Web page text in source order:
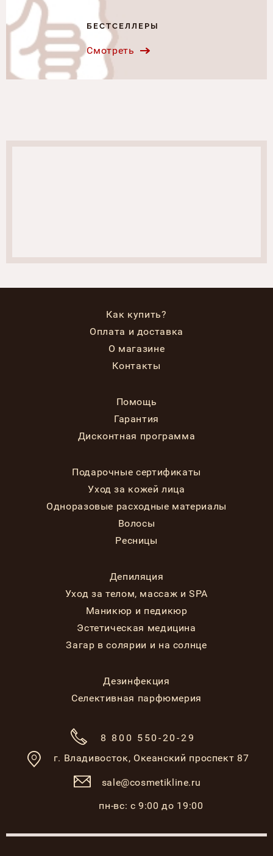
БЕСТСЕЛЛЕРЫ
Смотреть
Как купить?
Оплата и доставка
О магазине
Контакты
Помощь
Гарантия
Дисконтная программа
Подарочные сертификаты
Уход за кожей лица
Одноразовые расходные материалы
Волосы
Ресницы
Депиляция
Уход за телом, массаж и SPA
Маникюр и педикюр
Эстетическая медицина
Загар в солярии и на солнце
Дезинфекция
Селективная парфюмерия
8 800 550-20-29
г. Владивосток, Океанский проспект 87
sale@cosmetikline.ru
пн-вс: с 9:00 до 19:00